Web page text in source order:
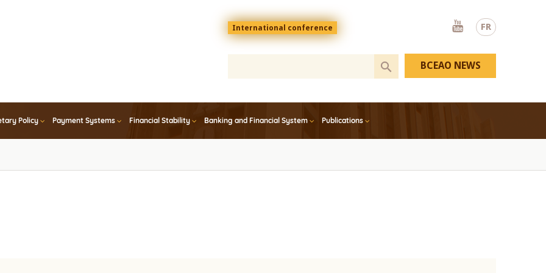
FR
Menu
top
En
International conference
Youtube
Policy Payment Systems Financial Stability Banking and Financial System Publications
BCEAO NEWS